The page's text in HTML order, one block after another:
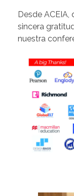
Desde
sincera
nuestra